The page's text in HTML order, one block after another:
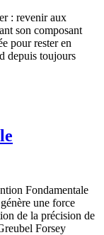
: revenir aux
son composant
pour rester en
depuis toujours
Fondamentale
une force
de la précision de
Forsey